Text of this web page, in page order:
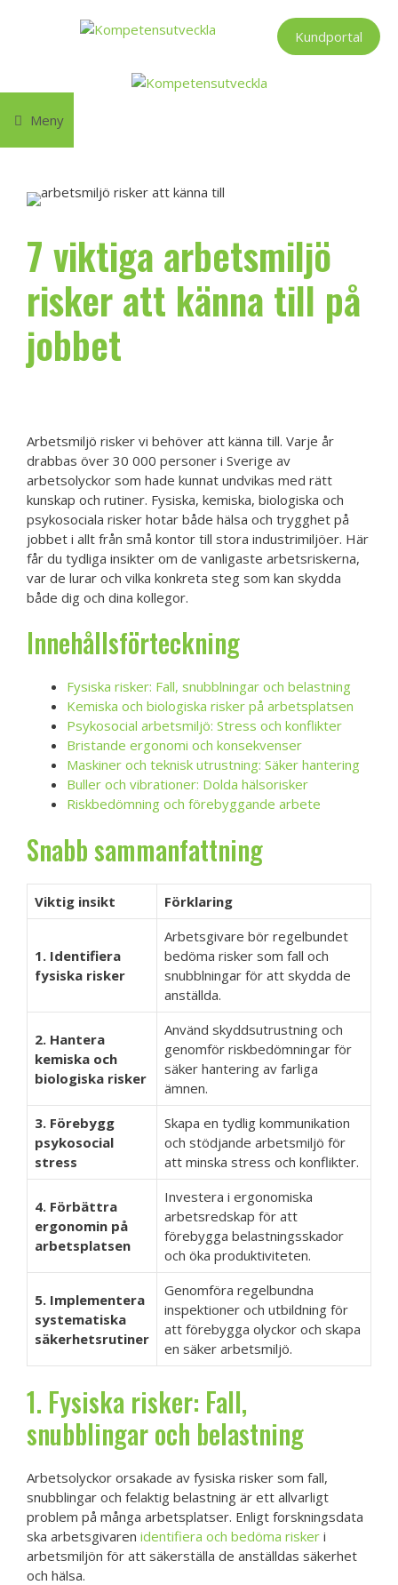
Kundportal
Meny
7 viktiga arbetsmiljö
risker att känna till på
jobbet
Arbetsmiljö risker vi behöver att känna till. Varje år
drabbas över 30 000 personer i Sverige av
arbetsolyckor som hade kunnat undvikas med rätt
kunskap och rutiner. Fysiska, kemiska, biologiska och
psykosociala risker hotar både hälsa och trygghet på
jobbet i allt från små kontor till stora industrimiljöer. Här
får du tydliga insikter om de vanligaste arbetsriskerna,
var de lurar och vilka konkreta steg som kan skydda
både dig och dina kollegor.
Innehållsförteckning
Fysiska risker: Fall, snubblningar och belastning
Kemiska och biologiska risker på arbetsplatsen
Psykosocial arbetsmiljö: Stress och konflikter
Bristande ergonomi och konsekvenser
Maskiner och teknisk utrustning: Säker hantering
Buller och vibrationer: Dolda hälsorisker
Riskbedömning och förebyggande arbete
Snabb sammanfattning
Viktig insikt Förklaring
1. Identifiera
fysiska risker
Arbetsgivare bör regelbundet
bedöma risker som fall och
snubblningar för att skydda de
anställda.
2. Hantera
kemiska och
biologiska risker
Använd skyddsutrustning och
genomför riskbedömningar för
säker hantering av farliga
ämnen.
3. Förebygg
psykosocial
stress
Skapa en tydlig kommunikation
och stödjande arbetsmiljö för
att minska stress och konflikter.
4. Förbättra
ergonomin på
arbetsplatsen
Investera i ergonomiska
arbetsredskap för att
förebygga belastningsskador
och öka produktiviteten.
5. Implementera
systematiska
säkerhetsrutiner
Genomföra regelbundna
inspektioner och utbildning för
att förebygga olyckor och skapa
en säker arbetsmiljö.
1. Fysiska risker: Fall,
snubblingar och belastning
Arbetsolyckor orsakade av fysiska risker som fall,
snubblingar och felaktig belastning är ett allvarligt
problem på många arbetsplatser. Enligt forskningsdata
ska arbetsgivaren identifiera och bedöma risker i
arbetsmiljön för att säkerställa de anställdas säkerhet
och hälsa.